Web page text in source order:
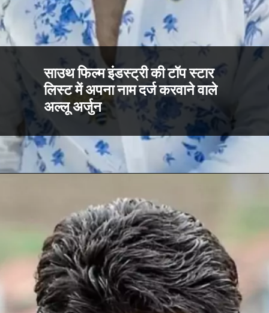
साउथ फिल्म इंडस्ट्री की टॉप स्टार
लिस्ट में अपना नाम दर्ज करवाने वाले
अल्लू अर्जुन